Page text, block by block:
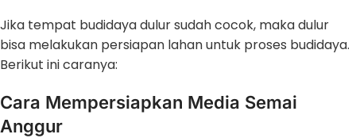
Jika tempat budidaya dulur sudah cocok, maka dulur
bisa melakukan persiapan lahan untuk proses budidaya.
Berikut ini caranya:
Cara Mempersiapkan Media Semai
Anggur